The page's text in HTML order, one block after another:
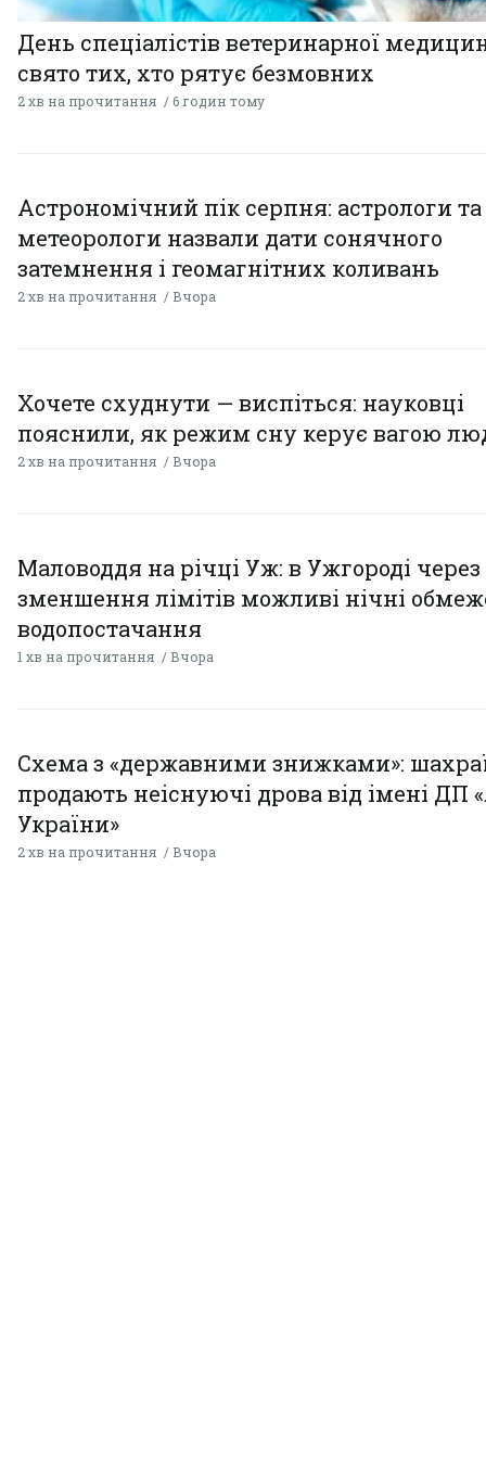
День спеціалістів ветеринарної
свято тих, хто рятує безмовних
2 хв на прочитання 6 годин тому
Астрономічний пік серпня: астрологи та
метеорологи назвали дати сонячного
затемнення і геомагнітних коливань
2 хв на прочитання Вчора
Хочете схуднути — виспіться: науковці
пояснили, як режим сну керує вагою
2 хв на прочитання Вчора
Маловоддя на річці Уж: в Ужгороді через
зменшення лімітів можливі нічні
водопостачання
1 хв на прочитання Вчора
Схема з «державними знижками»:
продають неіснуючі дрова від імені ДП
України»
2 хв на прочитання Вчора